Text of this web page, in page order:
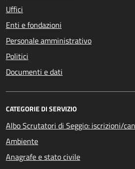
Uffici
Enti e fondazioni
Personale amministrativo
Politici
Documenti e dati
CATEGORIE DI SERVIZIO
Albo Scrutatori di Seggio: iscrizioni/
Ambiente
Anagrafe e stato civile